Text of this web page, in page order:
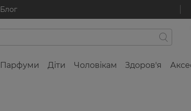
Блог
Парфуми Діти Чоловікам Здоров'я